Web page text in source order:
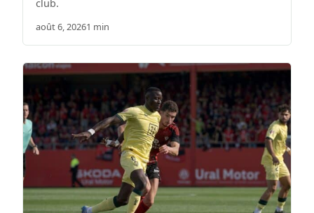
club.
août 6, 20261 min